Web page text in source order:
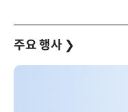
주요 행사 ❯